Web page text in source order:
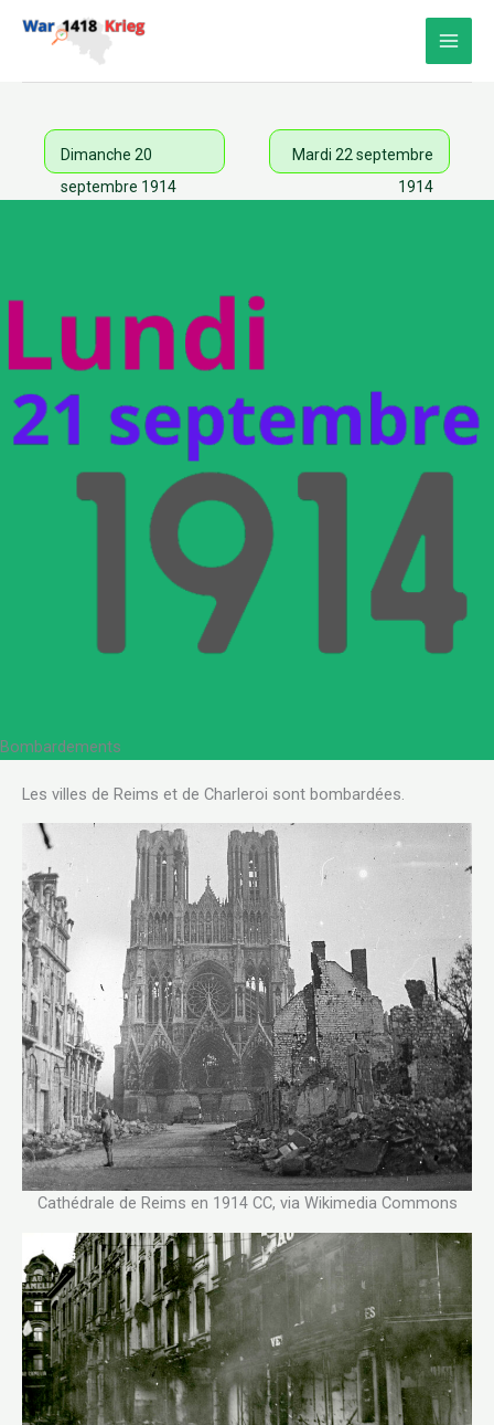
Dimanche 20
septembre 1914
Mardi 22 septembre
1914
Bombardements
Les villes de Reims et de Charleroi sont bombardées.
Cathédrale de Reims en 1914 CC, via Wikimedia Commons